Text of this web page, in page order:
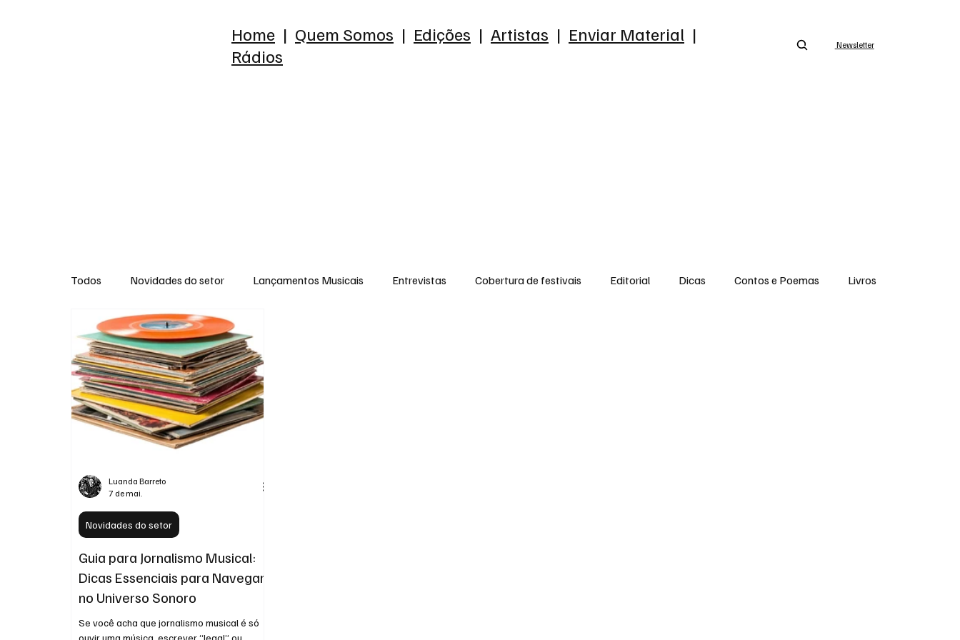
Newsletter
Home | Quem Somos | Edições | Artistas | Enviar Material |
Rádios
Todos Novidades do setor Lançamentos Musicais Entrevistas Cobertura de festivais Editorial Dicas Contos e Poemas Livros
Raio-X do Álbum Release
Guia para Jornalismo Musical:
Dicas Essenciais para Navegar
no Universo Sonoro
Se você acha que jornalismo musical é só
ouvir uma música, escrever “legal” ou
Novidades do setor
Luanda Barreto
7 de mai.